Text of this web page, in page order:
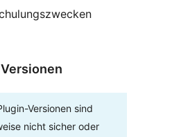
Versionen sind
nicht sicher oder